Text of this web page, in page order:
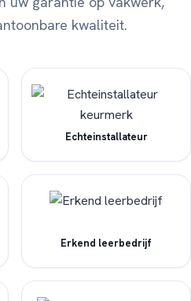
kwaliteit.
Echteinstallateur
Erkend leerbedrijf